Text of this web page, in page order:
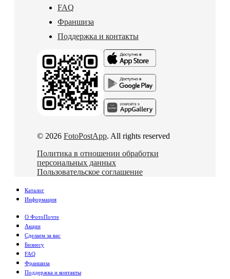
FAQ
Франшиза
Поддержка и контакты
© 2026 FotoPostApp. All rights reserved
Политика в отношении обработки
персональных данных
Пользовательское соглашение
Каталог
Информация
О ФотоПочте
Акции
Сделаем за вас
Бизнесу
FAQ
Франшиза
Поддержка и контакты